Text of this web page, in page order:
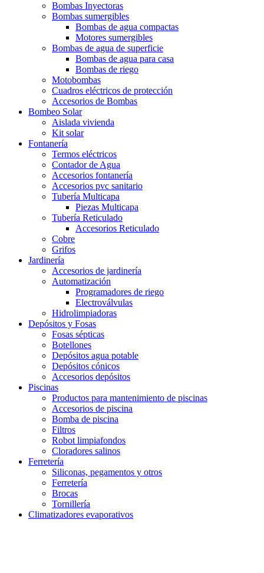
Bombas Inyectoras
Bombas sumergibles
Bombas de agua compactas
Motores sumergibles
Bombas de agua de superficie
Bombas de agua para casa
Bombas de riego
Motobombas
Cuadros eléctricos de protección
Accesorios de Bombas
Bombeo Solar
Aislada vivienda
Kit solar
Fontanería
Termos eléctricos
Contador de Agua
Accesorios fontanería
Accesorios pvc sanitario
Tubería Multicapa
Piezas Multicapa
Tubería Reticulado
Accesorios Reticulado
Cobre
Grifos
Jardinería
Accesorios de jardinería
Automatización
Programadores de riego
Electroválvulas
Hidrolimpiadoras
Depósitos y Fosas
Fosas sépticas
Botellones
Depósitos agua potable
Depósitos cónicos
Accesorios depósitos
Piscinas
Productos para mantenimiento de piscinas
Accesorios de piscina
Bomba de piscina
Filtros
Robot limpiafondos
Cloradores salinos
Ferretería
Siliconas, pegamentos y otros
Ferretería
Brocas
Tornillería
Climatizadores evaporativos